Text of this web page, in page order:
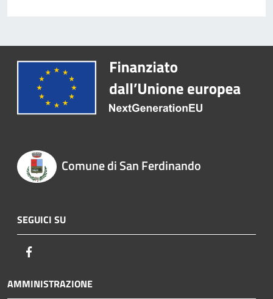
Comune di San Ferdinando
SEGUICI SU
AMMINISTRAZIONE